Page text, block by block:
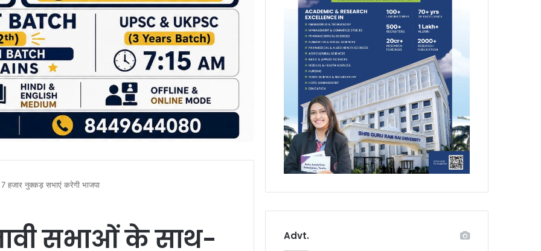
हजार नुक्कड़ सभाएं करेगी भाजपा
सभाओं के साथ-
Advt.